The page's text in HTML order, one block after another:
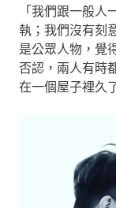
「我們跟一般
執；我們沒有刻
是公眾人物，覺
否認，兩人有時
在一個屋子裡久